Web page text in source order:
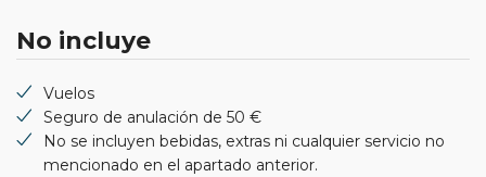
No incluye
Vuelos
Seguro de anulación de 50 €
No se incluyen bebidas, extras ni cualquier servicio no
mencionado en el apartado anterior.